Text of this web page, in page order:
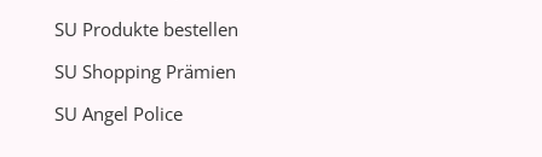
SU Produkte bestellen
SU Shopping Prämien
SU Angel Police